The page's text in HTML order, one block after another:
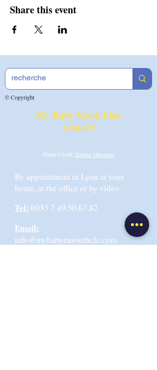
Share this event
© Copyright
My Baby MoonElise
Armoiry
Photo Credit: Tatiana Maurines
By appointment in Lyon at your
home, at the office or by video
Tel: 0033 7.49.50.67.82
Email:
info@mybabymoonibclc.com